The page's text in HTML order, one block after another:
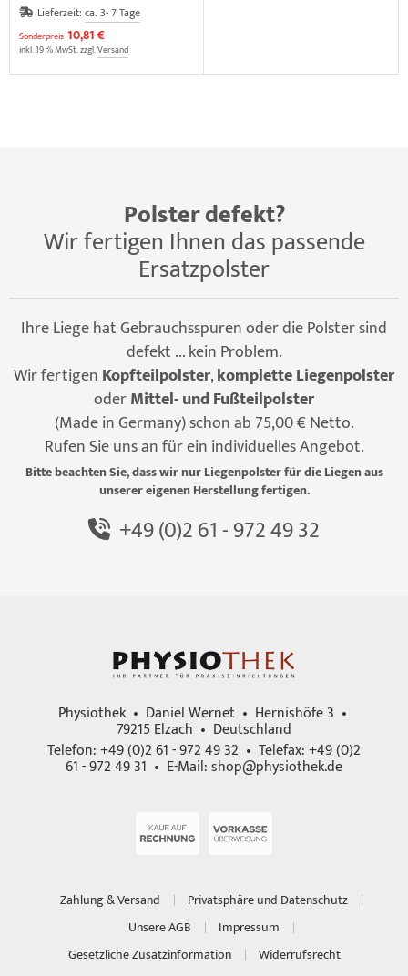
Lieferzeit: ca. 3- 7 Tage
Sonderpreis 10,81 €
inkl. 19 % MwSt. zzgl.Versand
Polster defekt?
Wir fertigen Ihnen das passende
Ersatzpolster
Ihre Liege hat Gebrauchsspuren oder die Polster sind
defekt ... kein Problem.
Wir fertigen Kopfteilpolster,komplette Liegenpolster
oderMittel- und Fußteilpolster
(Made in Germany) schon ab 75,00 € Netto.
Rufen Sie uns an für ein individuelles Angebot.
Bitte beachten Sie, dass wir nur Liegenpolster für die Liegen aus
unserer eigenen Herstellung fertigen.
+49 (0)2 61 - 972 49 32
Physiothek • Daniel Wernet • Hernishöfe 3 •
79215 Elzach • Deutschland
Telefon: +49 (0)2 61 - 972 49 32 • Telefax: +49 (0)2
61 - 972 49 31 • E-Mail:shop@physiothek.de
Zahlung & Versand
Privatsphäre und Datenschutz
Unsere AGB
Impressum
Gesetzliche Zusatzinformation
Widerrufsrecht